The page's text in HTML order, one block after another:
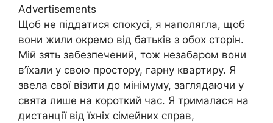
Advertisements
Щоб не піддатися спокусі, я наполягла, щоб
вони жили окремо від батьків з обох сторін.
Мій зять забезпечений, тож незабаром вони
в’їхали у свою простору, гарну квартиру. Я
звела свої візити до мінімуму, заглядаючи у
свята лише на короткий час. Я трималася на
дистанції від їхніх сімейних справ,